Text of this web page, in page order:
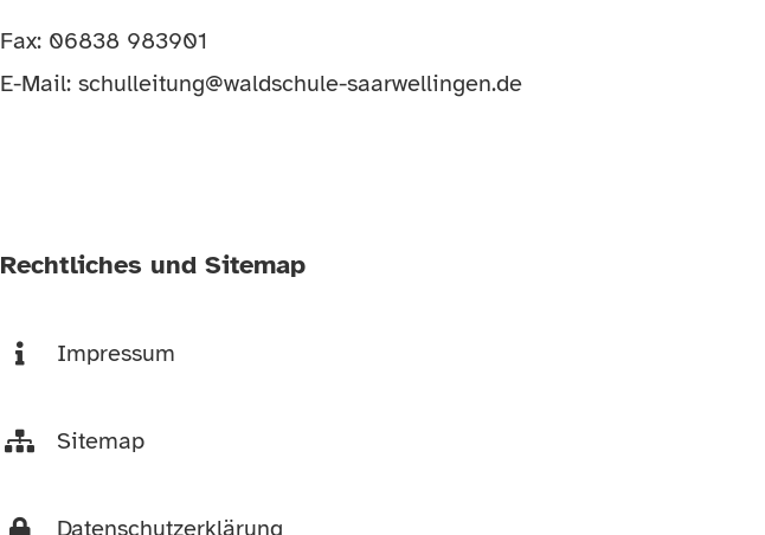
Fax: 06838 983901
E-Mail: schulleitung@waldschule-saarwellingen.de
Rechtliches und Sitemap
Impressum
Sitemap
Datenschutzerklärung